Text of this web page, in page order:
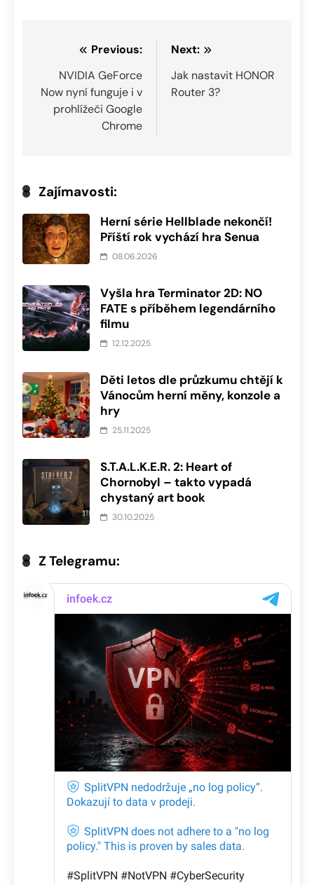
Navigace
pro
příspěvek
Previous:
NVIDIA GeForce
Now nyní funguje i v
prohlížeči Google
Chrome
Next:
Jak nastavit HONOR
Router 3?
Zajímavosti:
Herní série Hellblade nekončí!
Příští rok vychází hra Senua
08.06.2026
Vyšla hra Terminator 2D: NO
FATE s příběhem legendárního
filmu
12.12.2025
Děti letos dle průzkumu chtějí k
Vánocům herní měny, konzole a
hry
25.11.2025
S.T.A.L.K.E.R. 2: Heart of
Chornobyl – takto vypadá
chystaný art book
30.10.2025
Z Telegramu: